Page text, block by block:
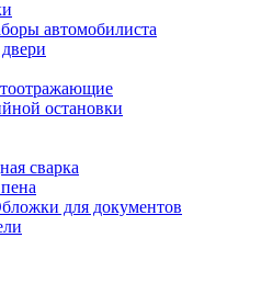
автомобилиста
остановки
сварка
для документов